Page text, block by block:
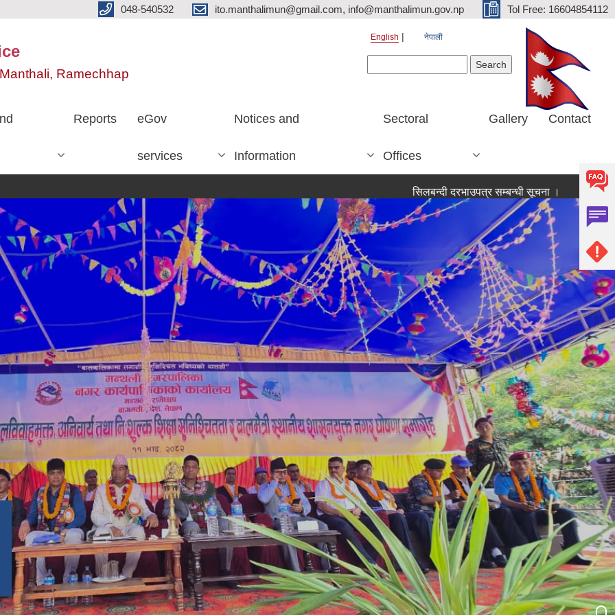
048-540532 ito.manthalimun@gmail.com, info@manthalimun.gov.np Tol Free: 16604854112
Ramechhap
English नेपाली
Reports eGov
services
Notices and
Information
Sectoral
Offices
Gallery Contact
सिलबन्दी दरभाउपत्र सम्बन्धी सूचना । सिलबन्दी